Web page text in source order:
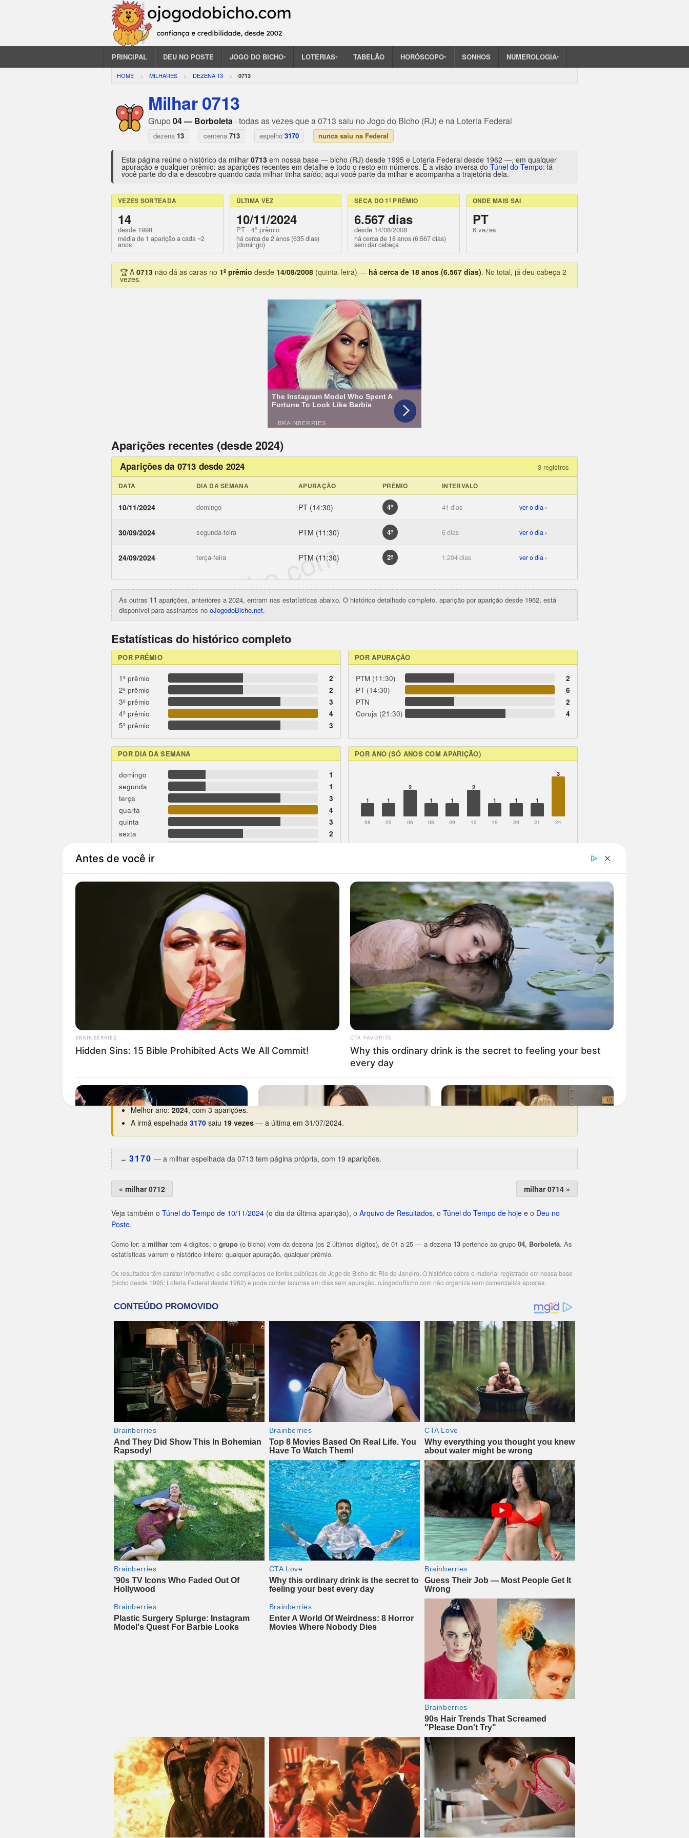
PRINCIPAL DEU NO POSTE JOGO DO BICHO▾ LOTERIAS▾ TABELÃO HORÓSCOPO▾ SONHOS NUMEROLOGIA▾
HOME MILHARES DEZENA 13 0713
Milhar 0713
Grupo 04 — Borboleta · todas as vezes que a 0713 saiu no Jogo do Bicho (RJ) e na Loteria Federal
dezena 13 centena 713 espelho 3170 nunca saiu na Federal
Esta página reúne o histórico da milhar 0713 em nossa base — bicho (RJ) desde 1995 e Loteria Federal desde 1962 —, em qualquer
apuração e qualquer prêmio: as aparições recentes em detalhe e todo o resto em números. É a visão inversa do Túnel do Tempo: lá
você parte do dia e descobre quando cada milhar tinha saído; aqui você parte da milhar e acompanha a trajetória dela.
VEZES SORTEADA
14
desde 1998
média de 1 aparição a cada ~2
anos
ÚLTIMA VEZ
10/11/2024
PT · 4º prêmio
há cerca de 2 anos (635 dias)
(domingo)
SECA DO 1º PRÊMIO
6.567 dias
desde 14/08/2008
há cerca de 18 anos (6.567 dias)
sem dar cabeça
ONDE MAIS SAI
PT
6 vezes
🏆 A 0713 não dá as caras no 1º prêmio desde 14/08/2008 (quinta-feira) — há cerca de 18 anos (6.567 dias). No total, já deu cabeça 2
vezes.
Aparições recentes (desde 2024)
Aparições da 0713 desde 2024 3 registros
DATA DIA DA SEMANA APURAÇÃO PRÊMIO INTERVALO
10/11/2024 domingo PT (14:30) 4º 41 dias ver o dia ›
30/09/2024 segunda-feira PTM (11:30) 4º 6 dias ver o dia ›
24/09/2024 terça-feira PTM (11:30) 2º 1.204 dias ver o dia ›
ojogodobicho.com
As outras 11 aparições, anteriores a 2024, entram nas estatísticas abaixo. O histórico detalhado completo, aparição por aparição desde 1962, está
disponível para assinantes no oJogodoBicho.net.
Estatísticas do histórico completo
POR PRÊMIO
1º prêmio
2
2º prêmio
2
3º prêmio
3
4º prêmio
4
5º prêmio
3
POR APURAÇÃO
PTM (11:30)
2
PT (14:30)
6
PTN
2
Coruja (21:30)
4
POR DIA DA SEMANA
domingo
1
segunda
1
terça
3
quarta
4
quinta
3
sexta
2
POR ANO (SÓ ANOS COM APARIÇÃO)
1 1
2
1
1
2
1
1 1
3
98 05 06 08 09 12 19 20 21 24
Curiosidades da 0713
A base acompanha a Federal desde 1962 — todas as 14 aparições da 0713 foram em apurações do
bicho.
O dia preferido é quarta-feira, com 4 aparições.
Maior hiato:2.526 dias(há cerca de 7 anos de silêncio), entre 12/07/2012 e 12/06/2019.
Menor intervalo:
6 dias, entre 24/09/2024 e 30/09/2024.
Melhor ano: 2024, com 3 aparições.
A irmã espelhada 3170 saiu 19 vezes — a última em 31/07/2024.
↔️ 3170 — a milhar espelhada da 0713 tem página própria, com 19 aparições.
« milhar 0712 milhar 0714 »
Veja também o Túnel do Tempo de 10/11/2024 (o dia da última aparição), o Arquivo de Resultados, o Túnel do Tempo de hoje e o Deu no
Poste.
Como ler: a milhar tem 4 dígitos; o grupo (o bicho) vem da dezena (os 2 últimos dígitos), de 01 a 25 — a dezena 13 pertence ao grupo 04, Borboleta. As
estatísticas varrem o histórico inteiro: qualquer apuração, qualquer prêmio.
Os resultados têm caráter informativo e são compilados de fontes públicas do Jogo do Bicho do Rio de Janeiro. O histórico cobre o material registrado em nossa base
(bicho desde 1995; Loteria Federal desde 1962) e pode conter lacunas em dias sem apuração. oJogodoBicho.com não organiza nem comercializa apostas.
Publicidade